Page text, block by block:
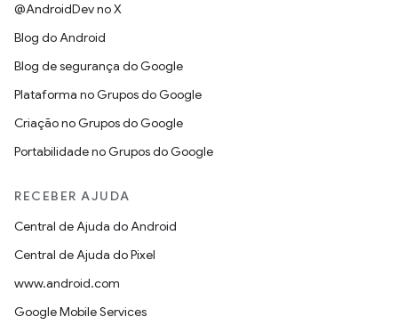
@AndroidDev no X
Blog do Android
Blog de segurança do Google
Plataforma no Grupos do Google
Criação no Grupos do Google
Portabilidade no Grupos do Google
RECEBER AJUDA
Central de Ajuda do Android
Central de Ajuda do Pixel
www.android.com
Google Mobile Services